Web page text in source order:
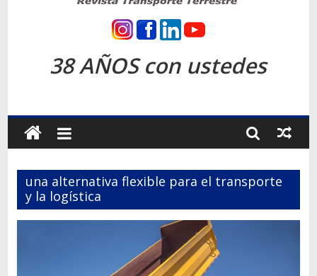
Revista
Transporte
Terrestre
Autos,
camiones,
motos,
38 AÑOS con ustedes
una alternativa flexible para el transporte
y la logística